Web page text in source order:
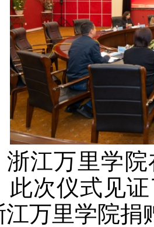
浙江万里学
此次仪式见
江万里学院捐